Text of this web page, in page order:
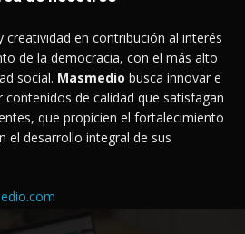
creatividad en contribución al interés
de la democracia, con el más alto
social. Masmedio busca innovar e
de calidad que satisfagan
que propicien el fortalecimiento
el desarrollo integral de sus